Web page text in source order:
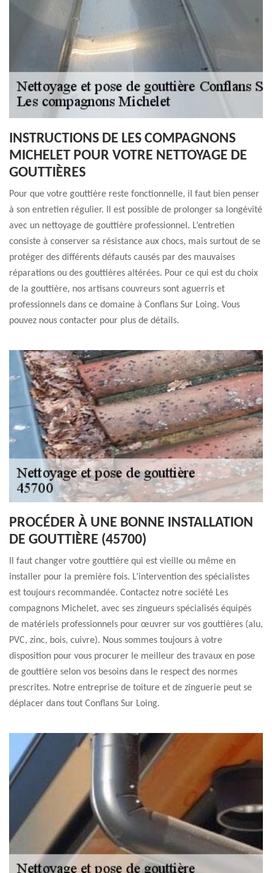
INSTRUCTIONS DE LES COMPAGNONS
MICHELET POUR VOTRE NETTOYAGE DE
GOUTTIÈRES
Pour que votre gouttière reste fonctionnelle, il faut bien penser
à son entretien régulier. Il est possible de prolonger sa longévité
avec un nettoyage de gouttière professionnel. L’entretien
consiste à conserver sa résistance aux chocs, mais surtout de se
protéger des différents défauts causés par des mauvaises
réparations ou des gouttières altérées. Pour ce qui est du choix
de la gouttière, nos artisans couvreurs sont aguerris et
professionnels dans ce domaine à Conflans Sur Loing. Vous
pouvez nous contacter pour plus de détails.
PROCÉDER À UNE BONNE INSTALLATION
DE GOUTTIÈRE (45700)
Il faut changer votre gouttière qui est vieille ou même en
installer pour la première fois. L’intervention des spécialistes
est toujours recommandée. Contactez notre société Les
compagnons Michelet, avec ses zingueurs spécialisés équipés
de matériels professionnels pour œuvrer sur vos gouttières (alu,
PVC, zinc, bois, cuivre). Nous sommes toujours à votre
disposition pour vous procurer le meilleur des travaux en pose
de gouttière selon vos besoins dans le respect des normes
prescrites. Notre entreprise de toiture et de zinguerie peut se
déplacer dans tout Conflans Sur Loing.